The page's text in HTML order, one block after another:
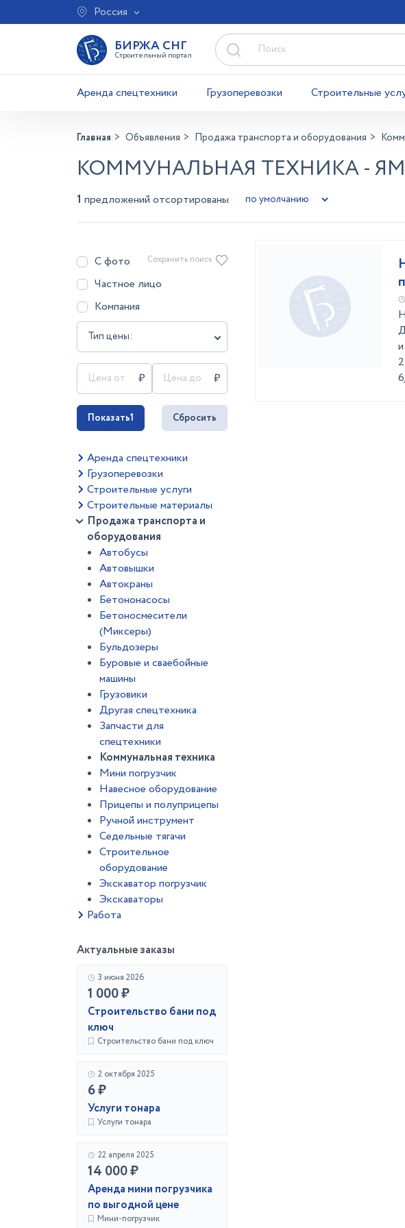
Россия
БИРЖА СНГ
Строительный портал
Аренда спецтехники Грузоперевозки Строительные
Главная Объявления Продажа транспорта и оборудования
КОММУНАЛЬНАЯ ТЕХНИКА -
1 предложений отсортированы
С фото
Частное лицо
Компания
Тип цены:
Сохранить поиск
Показать1 Сбросить
Аренда спецтехники
Грузоперевозки
Строительные услуги
Строительные материалы
Продажа транспорта и
оборудования
Автобусы
Автовышки
Автокраны
Бетононасосы
Бетоносмесители
(Миксеры)
Бульдозеры
Буровые и сваебойные
машины
Грузовики
Другая спецтехника
Запчасти для
спецтехники
Коммунальная техника
Мини погрузчик
Навесное оборудование
Прицепы и полуприцепы
Ручной инструмент
Седельные тягачи
Строительное
оборудование
Экскаватор погрузчик
Экскаваторы
Работа
Актуальные заказы
3 июня 2026
1 000 ₽
Строительство бани под
ключ
Строительство бани под ключ
2 октября 2025
6 ₽
Услуги тонара
Услуги тонара
22 апреля 2025
14 000 ₽
Аренда мини погрузчика
по выгодной цене
Мини-погрузчик